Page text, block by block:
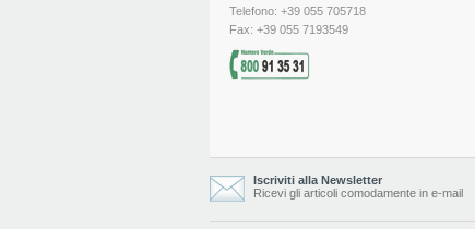
Telefono: +39 055 705718
Fax: +39 055 7193549
Iscriviti alla Newsletter
Ricevi gli articoli comodamente in e-mail